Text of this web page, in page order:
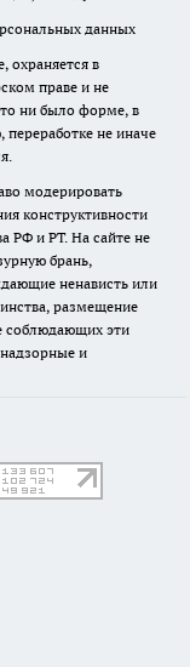
данных
охраняется в
праве и не
ни было форме, в
не иначе
модерировать
конструктивности
РФ и РТ. На сайте не
брань,
ненависть или
размещение
соблюдающих эти
и